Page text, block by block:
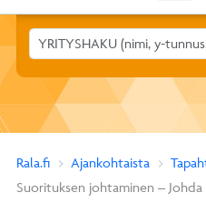
Rala.fi Ajankohtaista
Suorituksen johtaminen –